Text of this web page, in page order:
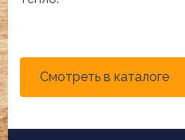
Смотреть в каталоге